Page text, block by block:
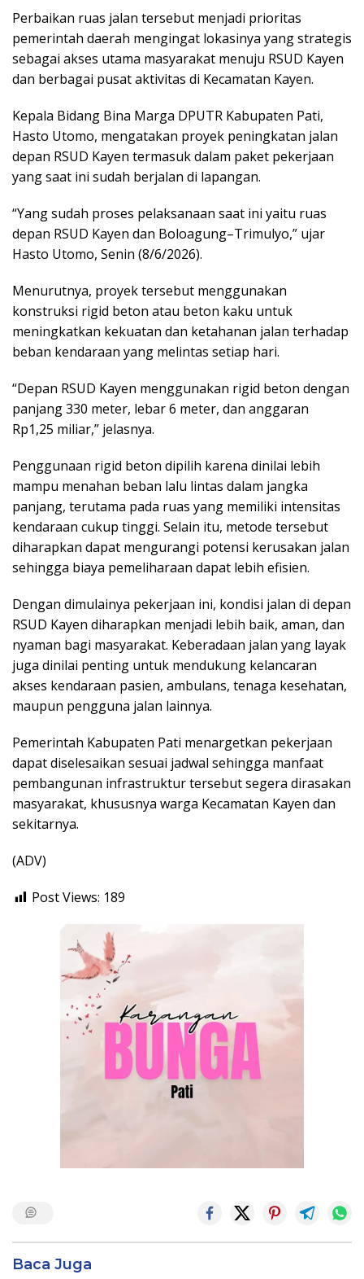
Perbaikan ruas jalan tersebut menjadi prioritas
pemerintah daerah mengingat lokasinya yang strategis
sebagai akses utama masyarakat menuju RSUD Kayen
dan berbagai pusat aktivitas di Kecamatan Kayen.
Kepala Bidang Bina Marga DPUTR Kabupaten Pati,
Hasto Utomo, mengatakan proyek peningkatan jalan
depan RSUD Kayen termasuk dalam paket pekerjaan
yang saat ini sudah berjalan di lapangan.
“Yang sudah proses pelaksanaan saat ini yaitu ruas
depan RSUD Kayen dan Boloagung–Trimulyo,” ujar
Hasto Utomo, Senin (8/6/2026).
Menurutnya, proyek tersebut menggunakan
konstruksi rigid beton atau beton kaku untuk
meningkatkan kekuatan dan ketahanan jalan terhadap
beban kendaraan yang melintas setiap hari.
“Depan RSUD Kayen menggunakan rigid beton dengan
panjang 330 meter, lebar 6 meter, dan anggaran
Rp1,25 miliar,” jelasnya.
Penggunaan rigid beton dipilih karena dinilai lebih
mampu menahan beban lalu lintas dalam jangka
panjang, terutama pada ruas yang memiliki intensitas
kendaraan cukup tinggi. Selain itu, metode tersebut
diharapkan dapat mengurangi potensi kerusakan jalan
sehingga biaya pemeliharaan dapat lebih efisien.
Dengan dimulainya pekerjaan ini, kondisi jalan di depan
RSUD Kayen diharapkan menjadi lebih baik, aman, dan
nyaman bagi masyarakat. Keberadaan jalan yang layak
juga dinilai penting untuk mendukung kelancaran
akses kendaraan pasien, ambulans, tenaga kesehatan,
maupun pengguna jalan lainnya.
Pemerintah Kabupaten Pati menargetkan pekerjaan
dapat diselesaikan sesuai jadwal sehingga manfaat
pembangunan infrastruktur tersebut segera dirasakan
masyarakat, khususnya warga Kecamatan Kayen dan
sekitarnya.
(ADV)
Post Views: 189
Baca Juga